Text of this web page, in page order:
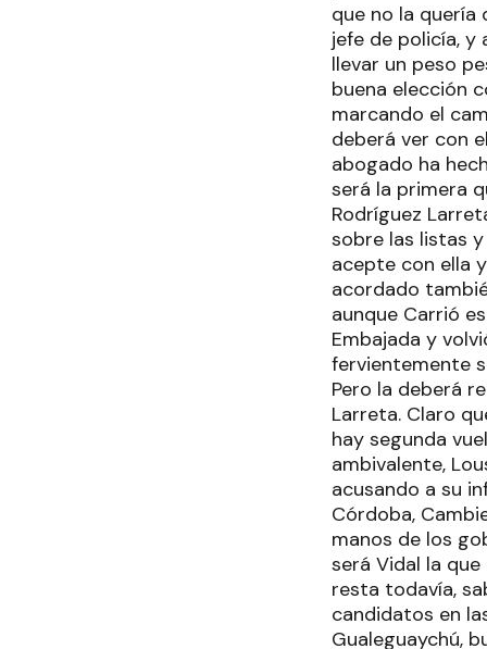
que no la quería
jefe de policía, y
llevar un peso
buena elección
marcando el
deberá ver con
abogado ha
será la primera
Rodríguez
sobre las listas
acepte con ella
acordado
aunque Carrió
Embajada y
fervientemente
Pero la deberá
Larreta. Claro
hay segunda
ambivalente,
acusando a su
Córdoba,
manos de los
será Vidal la
resta todavía,
candidatos en
Gualeguaychú,